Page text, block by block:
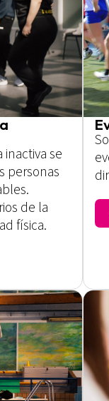
se
personas
de la
física.